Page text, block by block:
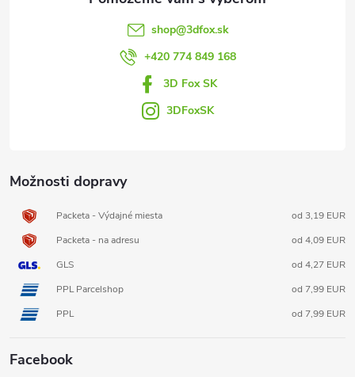
Možnosti dopravy
Packeta - Výdajné miesta
od 3,19 EUR
Packeta - na adresu
od 4,09 EUR
GLS
od 4,27 EUR
PPL Parcelshop
od 7,99 EUR
PPL
od 7,99 EUR
Facebook
shop@3dfox.sk
+420 774 849 168
3D Fox SK
3DFoxSK